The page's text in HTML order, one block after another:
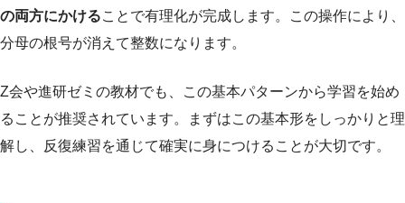
の両方にかけることで有理化が完成します。この操作により、
分母の根号が消えて整数になります。
Z会や進研ゼミの教材でも、この基本パターンから学習を始め
ることが推奨されています。まずはこの基本形をしっかりと理
解し、反復練習を通じて確実に身につけることが大切です。